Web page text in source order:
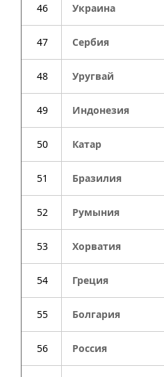
46 Украина
47 Сербия
48 Уругвай
49 Индонезия
50 Катар
51 Бразилия
52 Румыния
53 Хорватия
54 Греция
55 Болгария
56 Россия